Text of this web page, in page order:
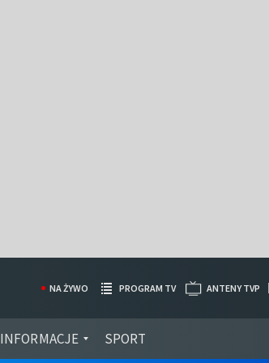
INFORMACJE SPORT
NA ŻYWO PROGRAM TV ANTENY TVP